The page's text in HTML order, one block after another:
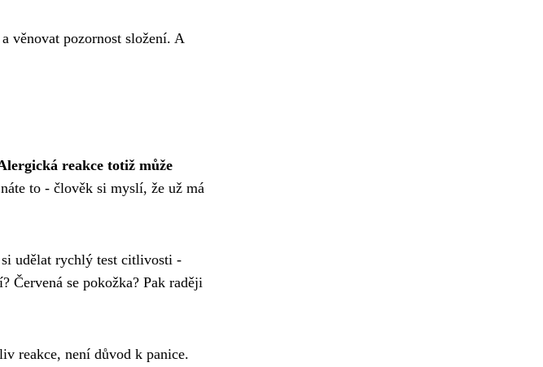
věnovat pozornost složení. A
reakce totiž může
to - člověk si myslí, že už má
udělat rychlý test citlivosti -
Červená se pokožka? Pak raději
reakce, není důvod k panice.